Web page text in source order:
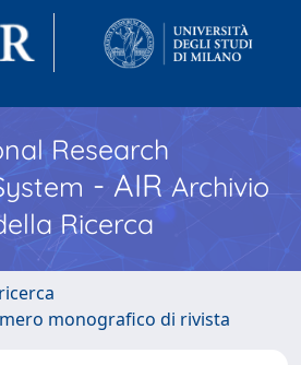
Research
- AIR Archivio
Ricerca
monografico di rivista